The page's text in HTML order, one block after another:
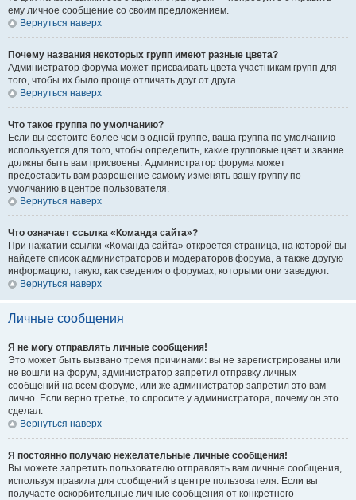
ему личное сообщение со своим предложением.
Вернуться наверх
Почему названия некоторых групп имеют разные цвета?
Администратор форума может присваивать цвета участникам групп для
того, чтобы их было проще отличать друг от друга.
Вернуться наверх
Что такое группа по умолчанию?
Если вы состоите более чем в одной группе, ваша группа по умолчанию
используется для того, чтобы определить, какие групповые цвет и звание
должны быть вам присвоены. Администратор форума может
предоставить вам разрешение самому изменять вашу группу по
умолчанию в центре пользователя.
Вернуться наверх
Что означает ссылка «Команда сайта»?
При нажатии ссылки «Команда сайта» откроется страница, на которой вы
найдете список администраторов и модераторов форума, а также другую
информацию, такую, как сведения о форумах, которыми они заведуют.
Вернуться наверх
Личные сообщения
Я не могу отправлять личные сообщения!
Это может быть вызвано тремя причинами: вы не зарегистрированы или
не вошли на форум, администратор запретил отправку личных
сообщений на всем форуме, или же администратор запретил это вам
лично. Если верно третье, то спросите у администратора, почему он это
сделал.
Вернуться наверх
Я постоянно получаю нежелательные личные сообщения!
Вы можете запретить пользователю отправлять вам личные сообщения,
используя правила для сообщений в центре пользователя. Если вы
получаете оскорбительные личные сообщения от конкретного